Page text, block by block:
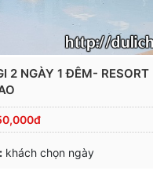
2 NGÀY 1 ĐÊM-
khách chọn ngày